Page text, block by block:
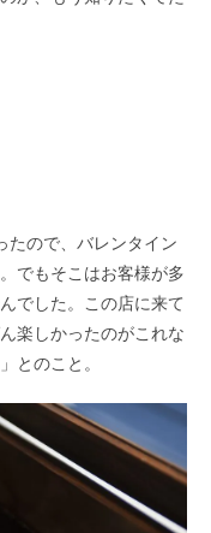
たので、バレンタイン
でもそこはお客様が多
でした。この店に来て
楽しかったのがこれな
とのこと。